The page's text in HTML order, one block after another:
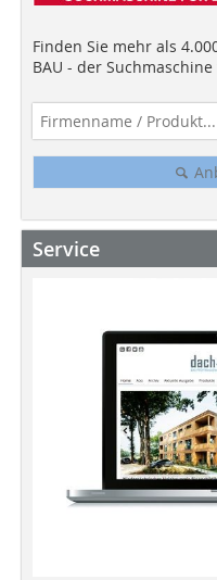
Finden Sie mehr als
BAU - der
Service